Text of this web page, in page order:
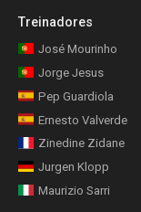
Treinadores
José Mourinho
Jorge Jesus
Pep Guardiola
Ernesto Valverde
Zinedine Zidane
Jurgen Klopp
Maurizio Sarri